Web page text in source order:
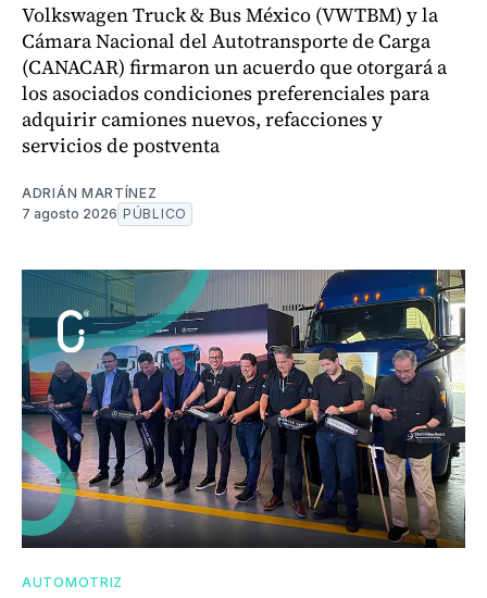
Volkswagen Truck & Bus México (VWTBM) y la
Cámara Nacional del Autotransporte de Carga
(CANACAR) firmaron un acuerdo que otorgará a
los asociados condiciones preferenciales para
adquirir camiones nuevos, refacciones y
servicios de postventa
ADRIÁN MARTÍNEZ
7 agosto 2026 PÚBLICO
AUTOMOTRIZ